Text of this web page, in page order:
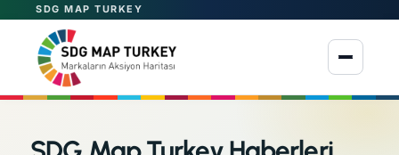
SDG MAP TURKEY
Menüyü aç